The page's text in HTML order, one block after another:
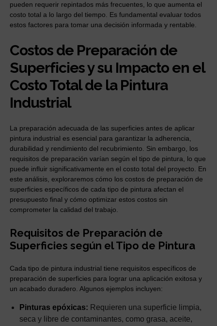
pueden requerir repintados más frecuentes, lo que aumenta el
costo total a lo largo del tiempo. Es fundamental evaluar todos
estos factores para tomar una decisión informada y rentable.
Costos de Preparación de
Superficies y su Impacto en el
Costo Total de la Pintura
Industrial
La preparación adecuada de las superficies antes de aplicar
pintura industrial es esencial para garantizar la adherencia,
durabilidad y rendimiento del recubrimiento. Sin embargo, los
requisitos de preparación varían según el tipo de pintura, lo que
puede influir significativamente en el costo total del proyecto. En
este análisis, exploraremos cómo los costos de preparación de
superficies específicos de cada tipo de pintura afectan el
presupuesto final y cómo optimizar estos costos sin
comprometer la calidad del trabajo.
Requisitos de Preparación de
Superficies según el Tipo de Pintura
Cada tipo de pintura industrial tiene requisitos específicos de
preparación de superficies para lograr una aplicación exitosa y
un acabado duradero. Algunos ejemplos incluyen:
Pinturas epóxicas: Requieren una superficie limpia,
seca y libre de contaminantes, como grasa, aceite,